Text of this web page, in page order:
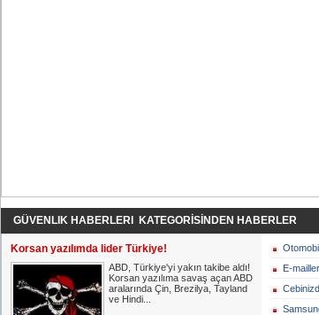
GÜVENLIK HABERLERI KATEGORİSİNDEN HABERLER
Korsan yazılımda lider Türkiye!
ABD, Türkiye'yi yakın takibe aldı!
Korsan yazılıma savaş açan ABD
aralarında Çin, Brezilya, Tayland
ve Hindi...
E-